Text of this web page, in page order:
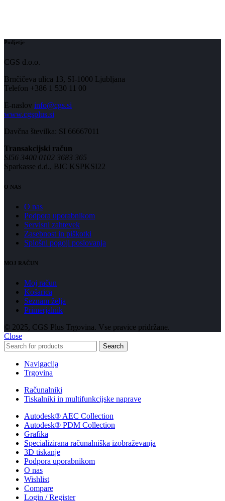
Podjetje
CGS d.o.o.
Brnčičeva ulica 13, SI-1000 Ljubljana
Telefon +386 1 530 11 00
E-naslov info@cgs.si
www.cgsplus.si
Davčna številka: SI 66667011
Transakcijski račun
SI56 3400 0102 3683 365
Sparkasse d.d., BIC KSPKSI22
O NAS
O nas
Podpora uporabnikom
Servisni zahtevek
Zasebnost in piškotki
Splošni pogoji poslovanja
MOJ RAČUN
Moj račun
Košarica
Seznam želja
Primerjalnik
© 2025, CGS Plus Trgovina. Vse pravice pridržane.
Close
Search
Navigacija
Trgovina
Računalniki
Tiskalniki in multifunkcijske naprave
Autodesk® AEC Collection
Autodesk® PDM Collection
Grafika
Specializirana računalniška izobraževanja
3D tiskanje
Podpora uporabnikom
O nas
Wishlist
Compare
Login / Register